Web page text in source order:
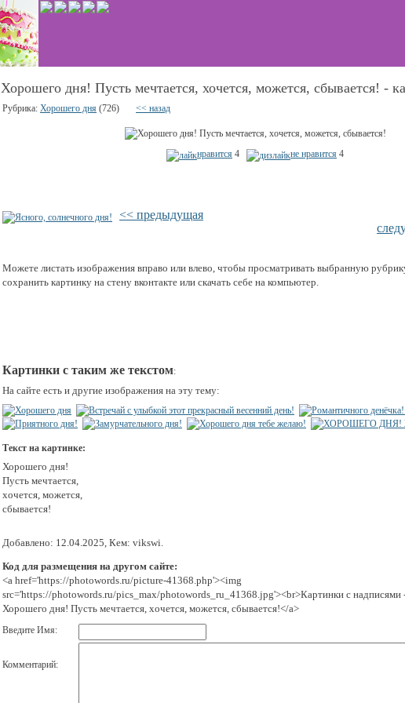
Хорошего дня! Пусть мечтается, хочется, можется, сбывается! -
Рубрика: Хорошего дня (726) << назад
нравится 4 не нравится 4
<< предыдущая
Можете листать изображения вправо или влево, чтобы просматривать выбранную
сохранить картинку на стену вконтакте или скачать себе на компьютер.
Картинки с таким же текстом:
На сайте есть и другие изображения на эту тему:
Текст на картинке:
Хорошего дня!
Пусть мечтается,
хочется, можется,
сбывается!
Добавлено: 12.04.2025, Кем: vikswi.
Код для размещения на другом сайте:
<a href='https://photowords.ru/picture-41368.php'><img
src='https://photowords.ru/pics_max/photowords_ru_41368.jpg'><br>Картинки с надписями
Хорошего дня! Пусть мечтается, хочется, можется, сбывается!</a>
Введите Имя:
Комментарий: